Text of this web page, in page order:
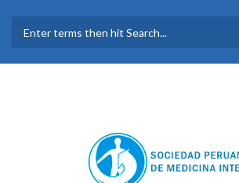
FORMULARIO DE
BÚSQUEDA